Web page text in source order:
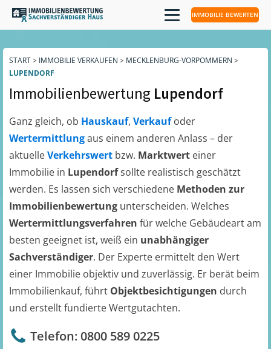
IMMOBILIE BEWERTEN
START> IMMOBILIE VERKAUFEN > MECKLENBURG-VORPOMMERN >
LUPENDORF
Immobilienbewertung Lupendorf
Ganz gleich, ob Hauskauf, Verkaufoder
Wertermittlungaus einem anderen Anlass – der
aktuelleVerkehrswert bzw. Marktwert einer
Immobilie in Lupendorfsollte realistisch geschätzt
werden. Es lassen sich verschiedene Methoden zur
Immobilienbewertung unterscheiden. Welches
Wertermittlungsverfahren für welche Gebäudeart am
besten geeignet ist, weiß ein unabhängiger
Sachverständiger. Der Experte ermittelt den Wert
einer Immobilie objektiv und zuverlässig. Er berät beim
Immobilienkauf, führt Objektbesichtigungen durch
und erstellt fundierte Wertgutachten.
Telefon: 0800 589 0225